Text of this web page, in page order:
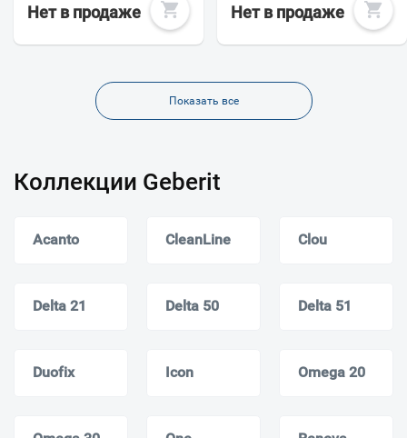
Нет в продаже Нет в продаже
Показать все
Коллекции Geberit
Acanto CleanLine Clou
Delta 21 Delta 50 Delta 51
Duofix Icon Omega 20